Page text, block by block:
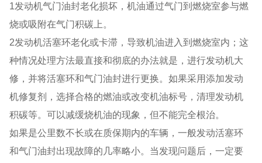
1发动机气门油封老化损坏，机油通过气门到燃烧室参与燃
烧或吸附在气门积碳上。
2发动机活塞环老化或卡滞，导致机油进入到燃烧室内；这
种情况处理方法最直接和彻底的办法就是，进行发动机大
修，并将活塞环和气门油封进行更换。如果采用添加发动
机修复剂，选择合格的燃油或改变机油标号，清理发动机
积碳等。可以减缓烧机油的现象，但不能完全根治。
如果是公里数不长或在质保期内的车辆，一般发动活塞环
和气门油封出现故障的几率略小。当发现问题后，一定要